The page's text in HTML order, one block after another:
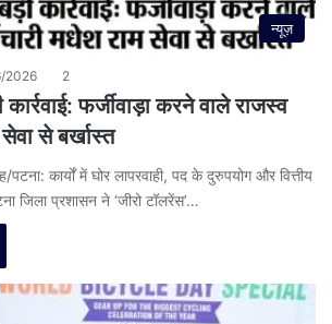
न्यूज़
2026 2
फर्जीवाड़ा करने वाले राजस्व
से बर्खास्त
कार्यों में घोर लापरवाही, पद के दुरुपयोग और वित्तीय
जिला प्रशासन ने ‘जीरो टॉलरेंस’…